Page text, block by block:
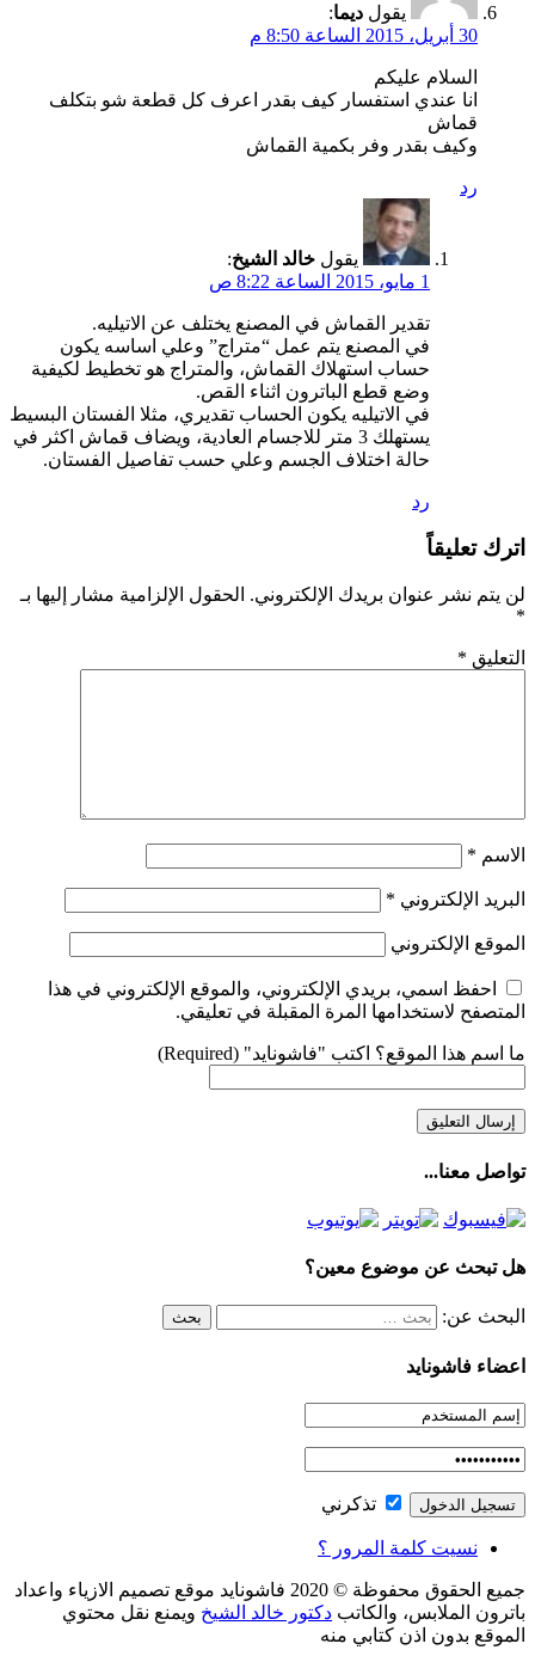
يقول ديما:
30 أبريل، 2015 الساعة 8:50 م
السلام عليكم
انا عندي استفسار كيف بقدر اعرف كل قطعة شو بتكلف
قماش
وكيف بقدر وفر بكمية القماش
رد
يقول خالد الشيخ:
1 مايو، 2015 الساعة 8:22 ص
تقدير القماش في المصنع يختلف عن الاتيليه.
في المصنع يتم عمل “متراج” وعلي اساسه يكون
حساب استهلاك القماش، والمتراج هو تخطيط لكيفية
وضع قطع الباترون اثناء القص.
في الاتيليه يكون الحساب تقديري، مثلا الفستان البسيط
يستهلك 3 متر للاجسام العادية، ويضاف قماش اكثر في
حالة اختلاف الجسم وعلي حسب تفاصيل الفستان.
رد
اترك تعليقاً
لن يتم نشر عنوان بريدك الإلكتروني. الحقول الإلزامية مشار إليها بـ
*
التعليق *
الاسم *
البريد الإلكتروني *
الموقع الإلكتروني
احفظ اسمي، بريدي الإلكتروني، والموقع الإلكتروني في هذا
المتصفح لاستخدامها المرة المقبلة في تعليقي.
ما اسم هذا الموقع؟ اكتب "فاشونايد" (Required)
تواصل معنا...
هل تبحث عن موضوع معين؟
البحث عن:
اعضاء فاشونايد
تذكرني
نسيت كلمة المرور ؟
جميع الحقوق محفوظة © 2020 فاشونايد موقع تصميم الازياء واعداد
باترون الملابس، والكاتب دكتور خالد الشيخ ويمنع نقل محتوي
الموقع بدون اذن كتابي منه